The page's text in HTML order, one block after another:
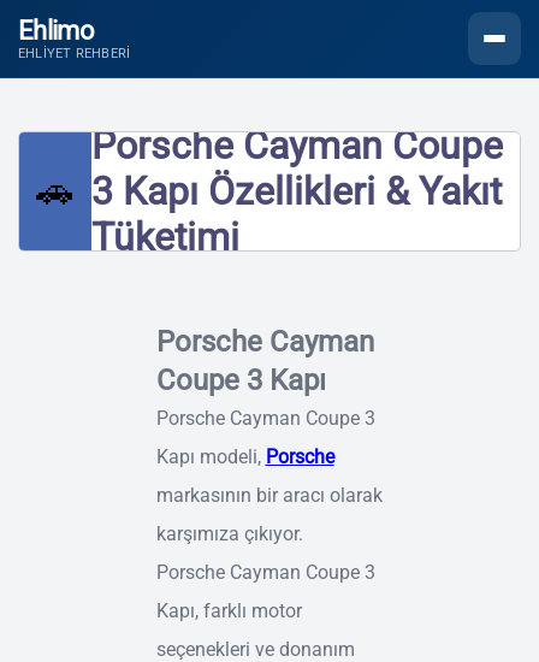
Ehlimo
EHLIYET REHBERI
🚗
Porsche Cayman Coupe
3 Kapı Özellikleri & Yakıt
Tüketimi
Porsche Cayman
Coupe 3 Kapı
Porsche Cayman Coupe 3
Kapı modeli, Porsche
markasının bir aracı olarak
karşımıza çıkıyor.
Porsche Cayman Coupe 3
Kapı, farklı motor
seçenekleri ve donanım